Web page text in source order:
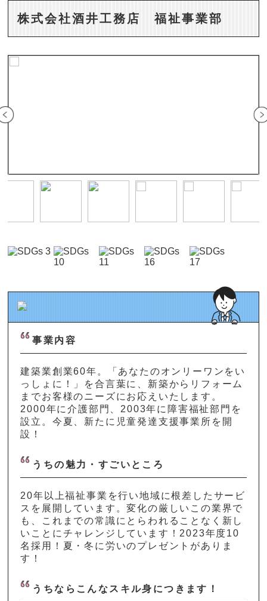
株式会社酒井工務店 福祉事業部
事業内容
建築業創業60年。「あなたのオンリーワンをい
っしょに！」を合言葉に、新築からリフォーム
までお客様のニーズにお応えいたします。
2000年に介護部門、2003年に障害福祉部門を
設立。今夏、新たに児童発達支援事業所を開
設！
うちの魅力・すごいところ
20年以上福祉事業を行い地域に根差したサービ
スを展開しています。変化の厳しいこの業界で
も、これまでの常識にとらわれることなく新し
いことにチャレンジしています！2023年度10
名採用！夏・冬に労いのプレゼントがありま
す！
うちならこんなスキル身につきます！